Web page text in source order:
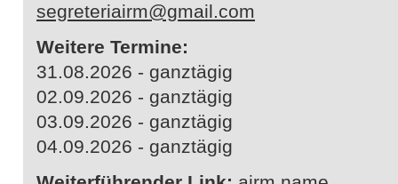
segreteriairm@gmail.com
Weitere Termine:
31.08.2026 - ganztägig
02.09.2026 - ganztägig
03.09.2026 - ganztägig
04.09.2026 - ganztägig